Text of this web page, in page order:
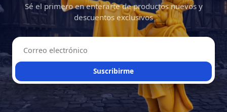
Sé el primero en enterarte de productos nuevos y
descuentos exclusivos
Suscribirme